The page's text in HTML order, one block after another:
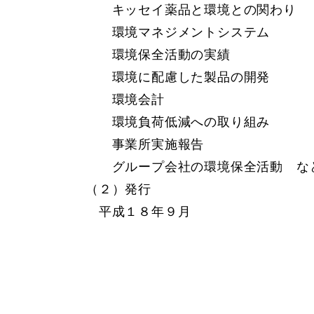
キッセイ薬品と環境との関わり
環境マネジメントシステム
環境保全活動の実績
環境に配慮した製品の開発
環境会計
環境負荷低減への取り組み
事業所実施報告
グループ会社の環境保全活動 な
（２）発行
平成１８年９月